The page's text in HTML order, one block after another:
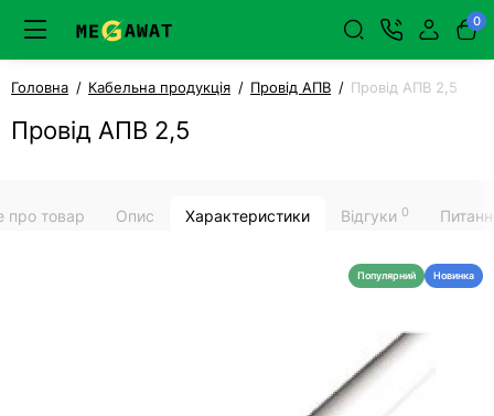
0
Головна Кабельна продукція Провід АПВ Провід АПВ 2,5
Провід АПВ 2,5
про товар Опис Характеристики Відгуки 0
Популярний Новинка